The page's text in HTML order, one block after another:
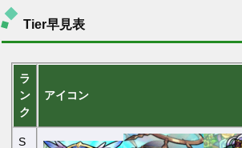
Tier早見表
ラ
ン
ク
アイコン
S